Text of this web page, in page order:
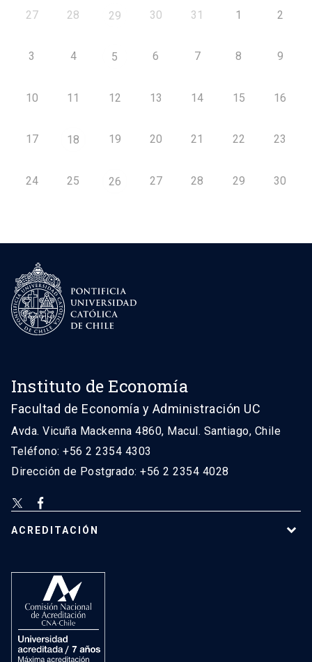
27 28 29 30 31 1 2
3 4 5 6 7 8 9
10 11 12 13 14 15 16
17 18 19 20 21 22 23
24 25 26 27 28 29 30
Instituto de Economía
Facultad de Economía y Administración UC
Avda. Vicuña Mackenna 4860, Macul. Santiago, Chile
Teléfono: +56 2 2354 4303
Dirección de Postgrado: +56 2 2354 4028
ACREDITACIÓN